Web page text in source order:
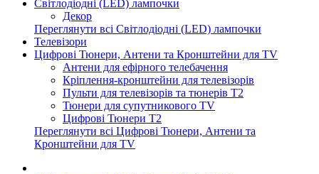
Світлодіодні (LED) лампочки
Декор
Переглянути всі Світлодіодні (LED) лампочки
Телевізори
Цифрові Тюнери, Антени та Кронштейни для TV
Антени для ефірного телебачення
Кріплення-кронштейни для телевізорів
Пульти для телевізорів та тюнерів T2
Тюнери для супутникового TV
Цифрові Тюнери T2
Переглянути всі Цифрові Тюнери, Антени та
Кронштейни для TV